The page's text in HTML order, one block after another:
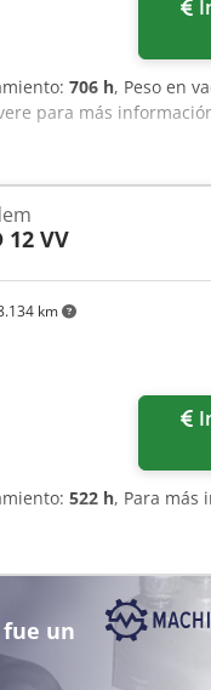
706 h, Peso en
para más
km
12 VV
522 h, Para más
un